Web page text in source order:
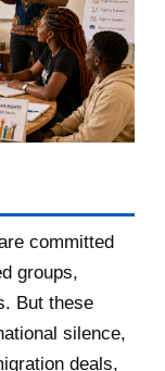
1
5
1
3
committed
groups,
But these
silence,
deals,